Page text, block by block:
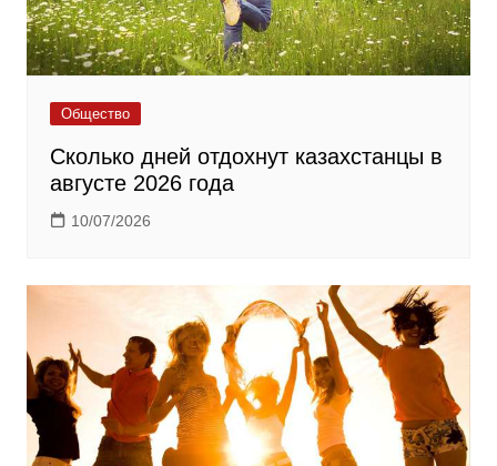
Общество
Сколько дней отдохнут казахстанцы в
августе 2026 года
10/07/2026